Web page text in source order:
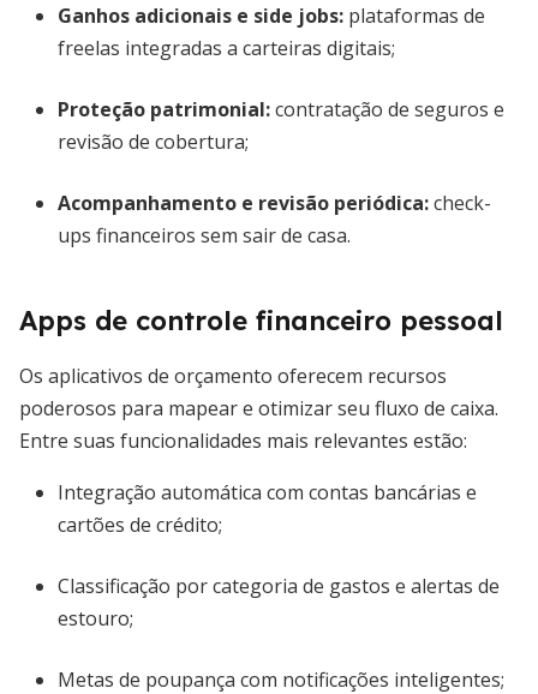
Ganhos adicionais e side jobs: plataformas de
freelas integradas a carteiras digitais;
Proteção patrimonial:contratação de seguros e
revisão de cobertura;
Acompanhamento e revisão periódica:check-
ups financeiros sem sair de casa.
Apps de controle financeiro pessoal
Os aplicativos de orçamento oferecem recursos
poderosos para mapear e otimizar seu fluxo de caixa.
Entre suas funcionalidades mais relevantes estão:
Integração automática com contas bancárias e
cartões de crédito;
Classificação por categoria de gastos e alertas de
estouro;
Metas de poupança com notificações inteligentes;